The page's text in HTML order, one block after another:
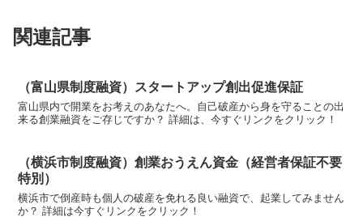
関連記事
（富山県制度融資）スタートアップ創出促進保証
富山県内で開業をお考えのあなたへ。自己破産から身を守ることの出
来る創業融資をご存じですか？ 詳細は、今すぐリンクをクリック！
（横浜市制度融資）創業おうえん資金（経営者保証不要
特別）
横浜市で倒産時も個人の破産を免れる良い融資で、起業してみません
か？ 詳細は今すぐリンクをクリック！